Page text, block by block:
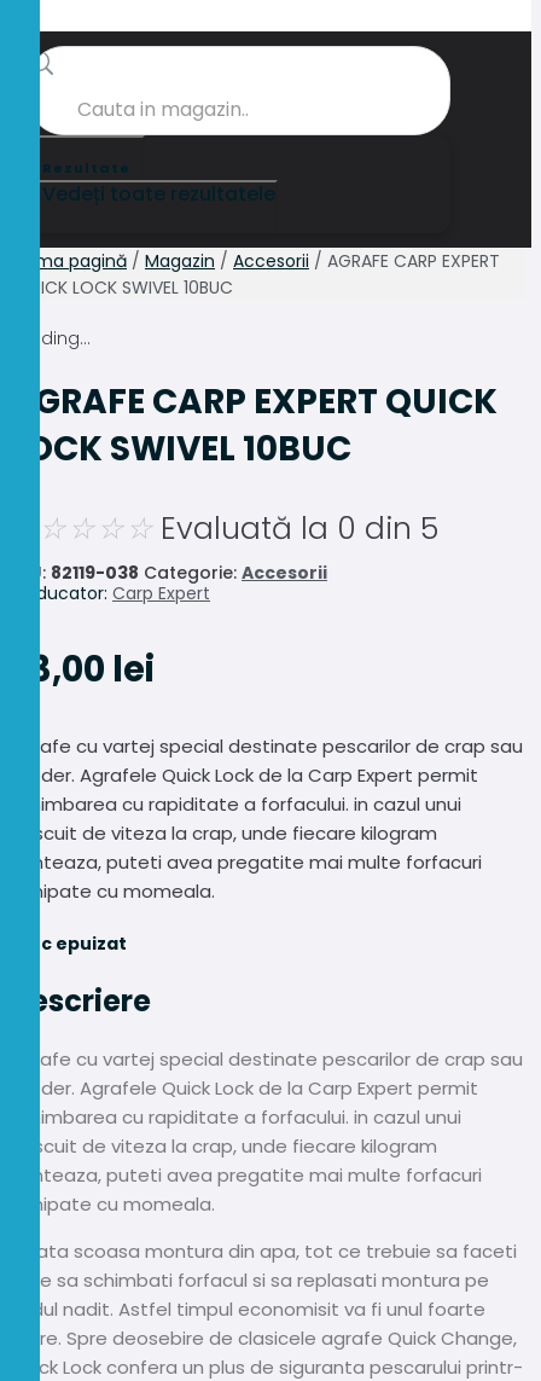
Search
Rezultate
Vedeți toate rezultatele
Prima pagină / Magazin / Accesorii / AGRAFE CARP EXPERT
QUICK LOCK SWIVEL 10BUC
Loading...
AGRAFE CARP EXPERT QUICK
LOCK SWIVEL 10BUC
☆ ☆ ☆ ☆ Evaluată la 0 din 5
SKU: 82119-038 Categorie: Accesorii
Producator: Carp Expert
23,00 lei
Agrafe cu vartej special destinate pescarilor de crap sau
feeder. Agrafele Quick Lock de la Carp Expert permit
schimbarea cu rapiditate a forfacului. in cazul unui
pescuit de viteza la crap, unde fiecare kilogram
conteaza, puteti avea pregatite mai multe forfacuri
echipate cu momeala.
Stoc epuizat
Descriere
Agrafe cu vartej special destinate pescarilor de crap sau
feeder. Agrafele Quick Lock de la Carp Expert permit
schimbarea cu rapiditate a forfacului. in cazul unui
pescuit de viteza la crap, unde fiecare kilogram
conteaza, puteti avea pregatite mai multe forfacuri
echipate cu momeala.
Odata scoasa montura din apa, tot ce trebuie sa faceti
este sa schimbati forfacul si sa replasati montura pe
vadul nadit. Astfel timpul economisit va fi unul foarte
mare. Spre deosebire de clasicele agrafe Quick Change,
Quick Lock confera un plus de siguranta pescarului printr-